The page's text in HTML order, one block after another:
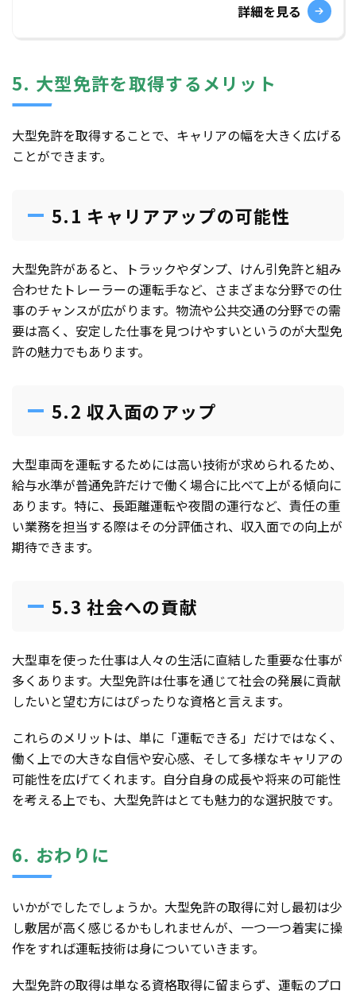
詳細を見る
5. 大型免許を取得するメリット
大型免許を取得することで、キャリアの幅を大きく広げる
ことができます。
5.1 キャリアアップの可能性
大型免許があると、トラックやダンプ、けん引免許と組み
合わせたトレーラーの運転手など、さまざまな分野での仕
事のチャンスが広がります。物流や公共交通の分野での需
要は高く、安定した仕事を見つけやすいというのが大型免
許の魅力でもあります。
5.2 収入面のアップ
大型車両を運転するためには高い技術が求められるため、
給与水準が普通免許だけで働く場合に比べて上がる傾向に
あります。特に、長距離運転や夜間の運行など、責任の重
い業務を担当する際はその分評価され、収入面での向上が
期待できます。
5.3 社会への貢献
大型車を使った仕事は人々の生活に直結した重要な仕事が
多くあります。大型免許は仕事を通じて社会の発展に貢献
したいと望む方にはぴったりな資格と言えます。
これらのメリットは、単に「運転できる」だけではなく、
働く上での大きな自信や安心感、そして多様なキャリアの
可能性を広げてくれます。自分自身の成長や将来の可能性
を考える上でも、大型免許はとても魅力的な選択肢です。
6. おわりに
いかがでしたでしょうか。大型免許の取得に対し最初は少
し敷居が高く感じるかもしれませんが、一つ一つ着実に操
作をすれば運転技術は身についていきます。
大型免許の取得は単なる資格取得に留まらず、運転のプロ